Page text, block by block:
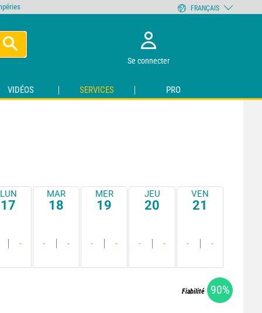
Se connecter
VIDÉOS SERVICES PRO
LUN
17
-
MAR
18
- -
MER
19
- -
JEU
20
- -
VEN
21
- -
Fiabilité 90%
FRANÇAIS